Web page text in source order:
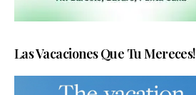
Las Vacaciones Que Tu Mereces!